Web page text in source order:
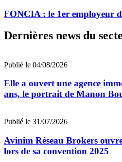
FONCIA : le 1er employeur
Dernières news du
Publié le 04/08/2026
Elle a ouvert une agence
ans, le portrait de Manon
Publié le 31/07/2026
Avinim Réseau Brokers
lors de sa convention 2025